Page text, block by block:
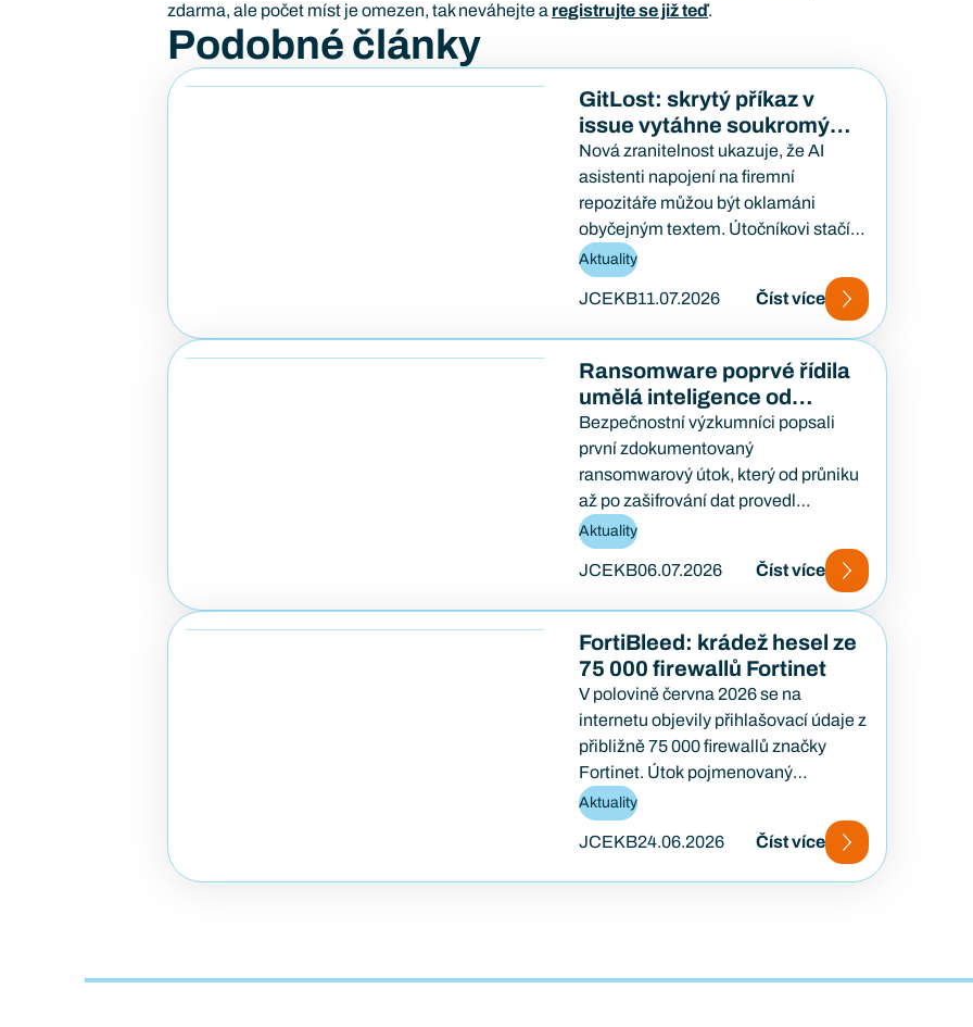
zdarma, ale počet míst je omezen, tak neváhejte a registrujte se již teď.
Podobné články
GitLost: skrytý příkaz v
issue vytáhne soukromý
kód
Nová zranitelnost ukazuje, že AI
asistenti napojení na firemní
repozitáře můžou být oklamáni
obyčejným textem. Útočníkovi stačí
založit veřejný požadavek na opravu
a počkat, až…
Aktuality
JCEKB11.07.2026 Číst více
Ransomware poprvé řídila
umělá inteligence od
začátku do konce
Bezpečnostní výzkumníci popsali
první zdokumentovaný
ransomwarový útok, který od průniku
až po zašifrování dat provedl
samostatně AI agent — bez lidského
útočníka u klávesnice. Případ…
Aktuality
JCEKB06.07.2026 Číst více
FortiBleed: krádež hesel ze
75 000 firewallů Fortinet
V polovině června 2026 se na
internetu objevily přihlašovací údaje z
přibližně 75 000 firewallů značky
Fortinet. Útok pojmenovaný
FortiBleed ukázal, jak se i
bezpečnostní…
Aktuality
JCEKB24.06.2026 Číst více